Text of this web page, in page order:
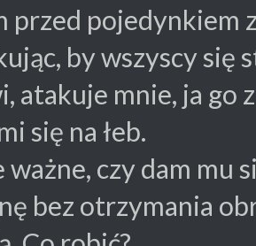
przed pojedynkiem
by wszyscy się
atakuje mnie, ja go
się na łeb.
ważne, czy dam mu
bez otrzymania